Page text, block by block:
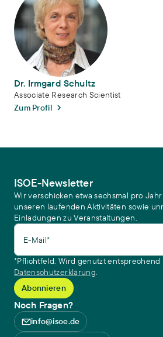
Dr. Irmgard Schultz
Associate Research Scientist
Zum Profil
ISOE-Newsletter
Wir verschicken etwa sechsmal pro
unseren laufenden Aktivitäten sowie
Einladungen zu Veranstaltungen.
E-Mail*
*Pflichtfeld. Wird genutzt entsprechend
Datenschutzerklärung.
Noch Fragen?
info@isoe.de